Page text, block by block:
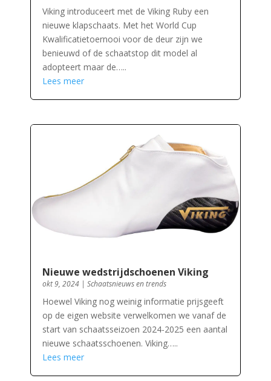
Viking introduceert met de Viking Ruby een
nieuwe klapschaats. Met het World Cup
Kwalificatietoernooi voor de deur zijn we
benieuwd of de schaatstop dit model al
adopteert maar de…..
Lees meer
Nieuwe wedstrijdschoenen Viking
okt 9, 2024| Schaatsnieuws en trends
Hoewel Viking nog weinig informatie prijsgeeft
op de eigen website verwelkomen we vanaf de
start van schaatsseizoen 2024-2025 een aantal
nieuwe schaatsschoenen. Viking…..
Lees meer